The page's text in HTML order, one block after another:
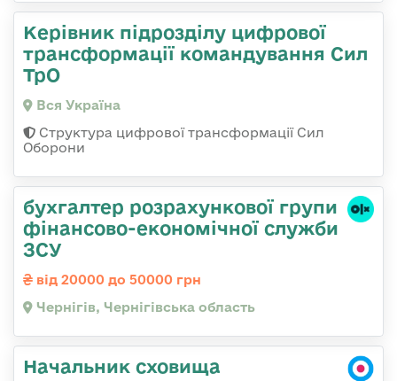
Керівник підрозділу цифрової
трансформації командування Сил
ТрО
Вся Україна
Структура цифрової трансформації Сил
Оборони
бухгалтер розрахункової групи
фінансово-економічної служби
ЗСУ
від 20000 до 50000 грн
Чернігів, Чернігівська область
Начальник сховища